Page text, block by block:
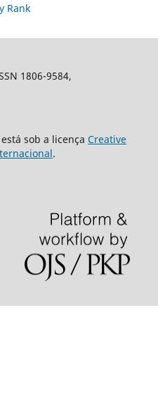
1806-9584,
sob a licença Creative
.